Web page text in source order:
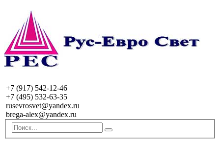
+7 (917) 542-12-46
+7 (495) 532-63-35
rusevrosvet@yandex.ru
brega-alex@yandex.ru